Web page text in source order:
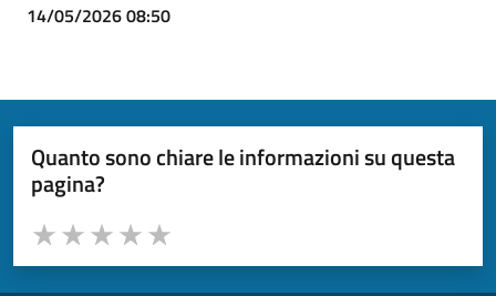
14/05/2026 08:50
Quanto sono chiare le informazioni su questa
pagina?
Valuta da 1 a 5 stelle la pagina
Valuta 5 stelle su 5
Valuta 4 stelle su 5
Valuta 3 stelle su 5
Valuta 2 stelle su 5
Valuta 1 stelle su 5